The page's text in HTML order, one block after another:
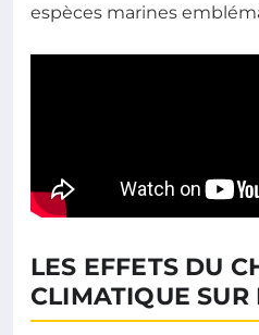
espèces marines
LES EFFETS DU
CLIMATIQUE